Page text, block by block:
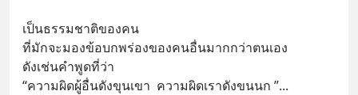
เป็นธรรมชาติของคน
ที่มักจะมองข้อบกพร่องของคนอื่นมากกว่าตนเอง
ดังเช่นคำพูดที่ว่า
“ความผิดผู้อื่นดังขุนเขา  ความผิดเราดังขนนก ”...